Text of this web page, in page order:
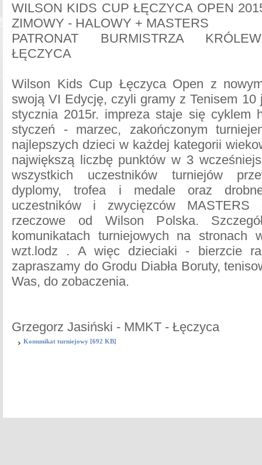
WILSON KIDS CUP ŁĘCZYCA OPEN
ZIMOWY - HALOWY + MASTERS
PATRONAT BURMISTRZA
ŁĘCZYCA
Wilson Kids Cup Łęczyca Open z
swoją VI Edycję, czyli gramy z Tenisem
stycznia 2015r. impreza staje się cyklem
styczeń - marzec, zakończonym
najlepszych dzieci w każdej kategorii
największą liczbę punktów w 3
wszystkich uczestników turniejów
dyplomy, trofea i medale oraz
uczestników i zwycięzców MASTERS
rzeczowe od Wilson Polska.
komunikatach turniejowych na stronach
wzt.lodz . A więc dzieciaki - bierzcie
zapraszamy do Grodu Diabła Boruty,
Was, do zobaczenia.
Grzegorz Jasiński - MMKT - Łęczyca
Komunikat turniejowy [692 KB]